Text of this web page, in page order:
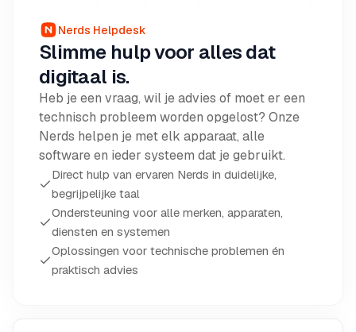
Nerds Helpdesk
Slimme hulp voor alles dat
digitaal is.
Heb je een vraag, wil je advies of moet er een
technisch probleem worden opgelost? Onze
Nerds helpen je met elk apparaat, alle
software en ieder systeem dat je gebruikt.
Direct hulp van ervaren Nerds in duidelijke,
begrijpelijke taal
Ondersteuning voor alle merken, apparaten,
diensten en systemen
Oplossingen voor technische problemen én
praktisch advies